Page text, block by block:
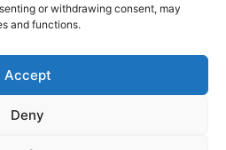
or withdrawing consent, may
and functions.
Accept
Deny
reserved. Made with